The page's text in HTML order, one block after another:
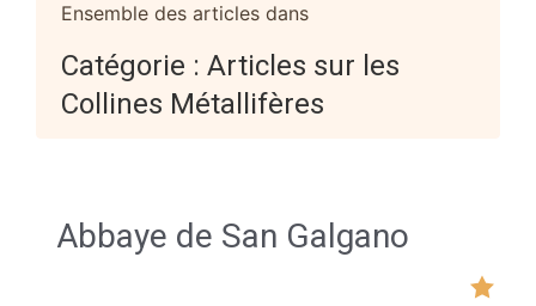
Ensemble des articles dans
Catégorie : Articles sur les
Collines Métallifères
Abbaye de San Galgano